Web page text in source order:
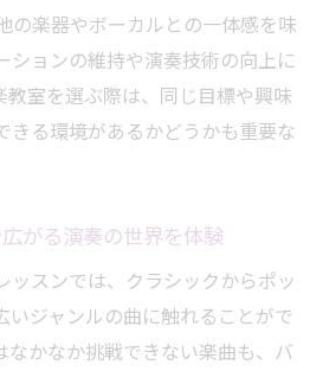
ンドでかかる費用を賢く知る
安心してバンド活動を始める
るピアノ教室バンドの見極め
の楽器やボーカルとの一体感を味
ションの維持や演奏技術の向上に
教室を選ぶ際は、同じ目標や興味
きる環境があるかどうかも重要な
がる演奏の世界を体験
ッスンでは、クラシックからポッ
いジャンルの曲に触れることがで
なかなか挑戦できない楽曲も、バ